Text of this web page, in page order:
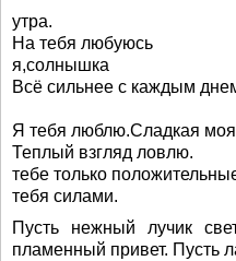
утра.
На тебя любуюсь
я,солнышка
Всё сильнее с каждым
Я тебя люблю.Сладкая
Теплый взгляд ловлю.
тебе только
тебя силами.
Пусть нежный лучик
пламенный привет. Пусть